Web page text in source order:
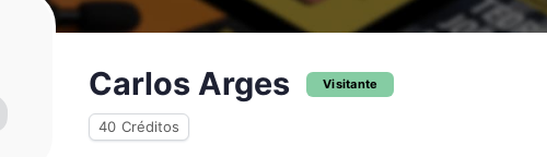
Carlos Arges Visitante
40 Créditos